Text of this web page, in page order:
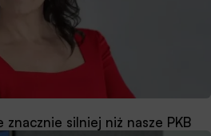
silniej niż nasze PKB